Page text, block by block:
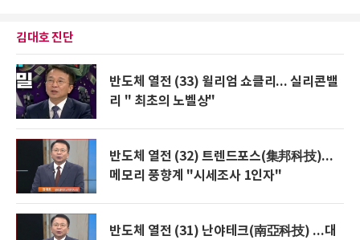
김대호 진단
반도체 열전 (33) 윌리엄 쇼클리... 실리콘밸
리 " 최초의 노벨상"
반도체 열전 (32) 트렌드포스(集邦科技)...
메모리 풍향계 "시세조사 1인자"
반도체 열전 (31) 난야테크(南亞科技) ...대